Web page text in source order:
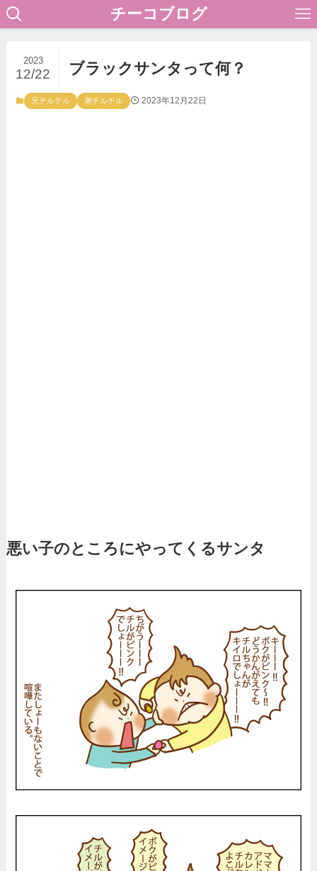
チーコブログ
ブラックサンタって何？
2023
12/22
兄テルテル 弟チルチル 2023年12月22日
悪い子のところにやってくるサンタ